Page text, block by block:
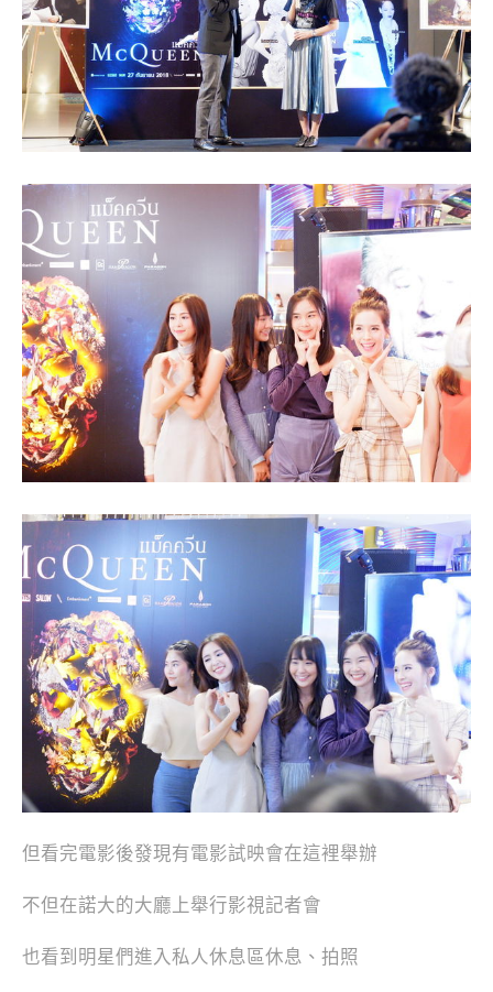
但看完電影後發現有電影試映會在這裡舉辦
不但在諾大的大廳上舉行影視記者會
也看到明星們進入私人休息區休息、拍照